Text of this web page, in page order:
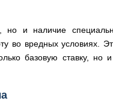
но и наличие
во вредных условиях.
базовую ставку, но